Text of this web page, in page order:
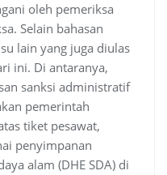
oleh pemeriksa
Selain bahasan
lain yang juga diulas
ini. Di antaranya,
sanksi administratif
pemerintah
tiket pesawat,
penyimpanan
alam (DHE SDA) di